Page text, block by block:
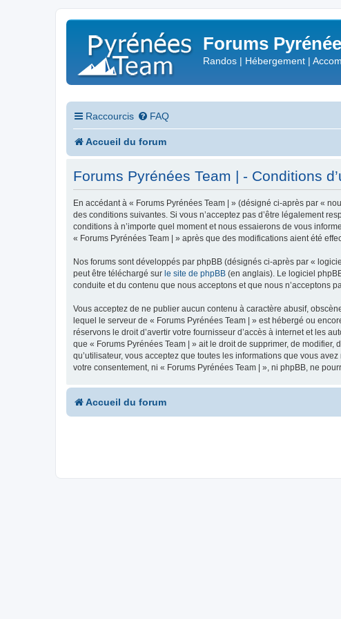
Forums
Randos | Hébergement |
Raccourcis FAQ
Accueil du forum
Forums Pyrénées Team | - Conditions
En accédant à « Forums Pyrénées Team | » (désigné ci-après par «
des conditions suivantes. Si vous n’acceptez pas d’être légalement
conditions à n’importe quel moment et nous essaierons de vous
« Forums Pyrénées Team | » après que des modifications aient été
Nos forums sont développés par phpBB (désignés ci-après par «
peut être téléchargé sur le site de phpBB (en anglais). Le logiciel
conduite et du contenu que nous acceptons et que nous n’acceptons
Vous acceptez de ne publier aucun contenu à caractère abusif,
lequel le serveur de « Forums Pyrénées Team | » est hébergé ou
réservons le droit d’avertir votre fournisseur d’accès à internet et les
que « Forums Pyrénées Team | » ait le droit de supprimer, de
qu’utilisateur, vous acceptez que toutes les informations que vous
votre consentement, ni « Forums Pyrénées Team | », ni phpBB, ne
Accueil du forum